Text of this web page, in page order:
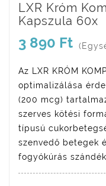
LXR Króm
Kapszula 60x
3 890 Ft
Az LXR KRÓM
optimalizálása
(200 mcg)
szerves kötési
típusú
szenvedő betegek
fogyókúrás